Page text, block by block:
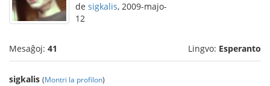
de sigkalis, 2009-majo-
12
Mesaĝoj: 41 Lingvo: Esperanto
sigkalis (Montri la profilon)